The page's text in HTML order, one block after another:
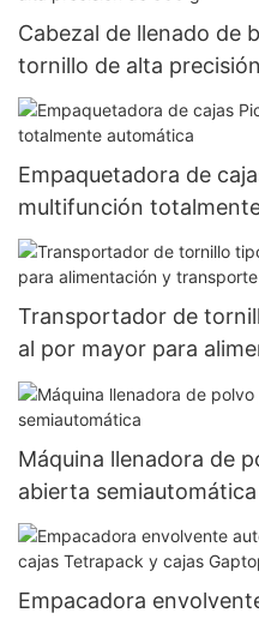
Cabezal de llenado de
tornillo de alta
Empaquetadora de
multifunción
Transportador de
al por mayor para
materiales en polvo
Máquina llenadora de
abierta semiautomática
Empacadora